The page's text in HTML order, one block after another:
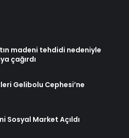
madeni tehdidi nedeniyle
çağırdı
Gelibolu Cephesi’ne
Sosyal Market Açıldı